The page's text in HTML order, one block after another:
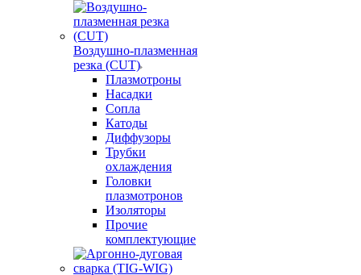
Воздушно-плазменная
резка (CUT)
Плазмотроны
Насадки
Сопла
Катоды
Диффузоры
Трубки
охлаждения
Головки
плазмотронов
Изоляторы
Прочие
комплектующие